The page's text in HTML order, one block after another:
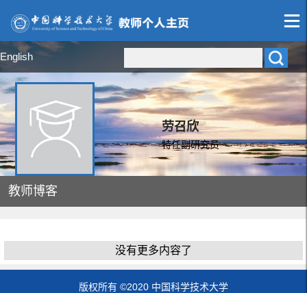
English
劳召欣
特任副研究员
教师博客
没有更多内容了
版权所有 ©2020 中国科学技术大学